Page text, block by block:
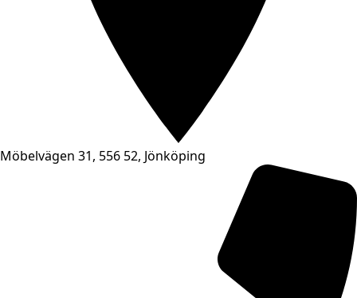
Möbelvägen 31, 556 52, Jönköping